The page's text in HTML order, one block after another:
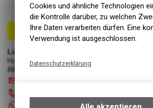
Lüscher Motor- & Bike World
Hauptstrasse 29a
8867 Niederurnen
Cookies und ähnliche Technologien
die Kontrolle darüber, zu welchen
Ihre Daten verarbeiten dürfen. Eine
Verwendung ist ausgeschlossen.
Datenschutzerklärung
bestimmte